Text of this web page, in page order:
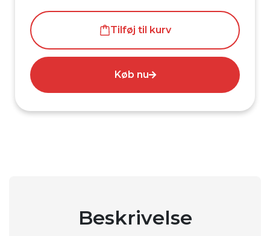
Tilføj til kurv
Køb nu
Beskrivelse